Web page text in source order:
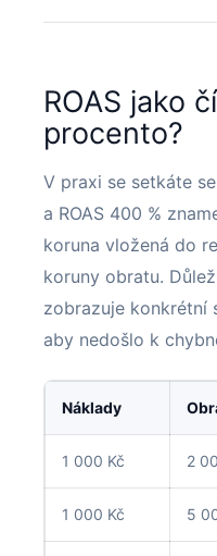
ROAS jako
procento?
V praxi se setkáte
a ROAS 400 %
koruna vložená do
koruny obratu.
zobrazuje konkrétní
aby nedošlo k
Náklady
1 000 Kč 2
1 000 Kč 5